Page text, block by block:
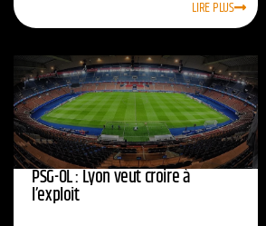
LIRE PLUS
PSG-OL : Lyon veut croire à
l’exploit